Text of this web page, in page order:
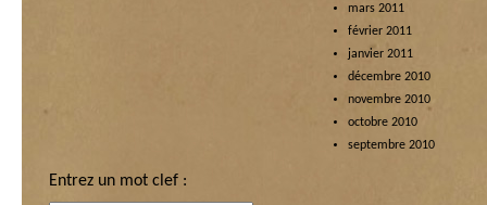
mars 2011
février 2011
janvier 2011
décembre 2010
novembre 2010
octobre 2010
septembre 2010
Entrez un mot clef :